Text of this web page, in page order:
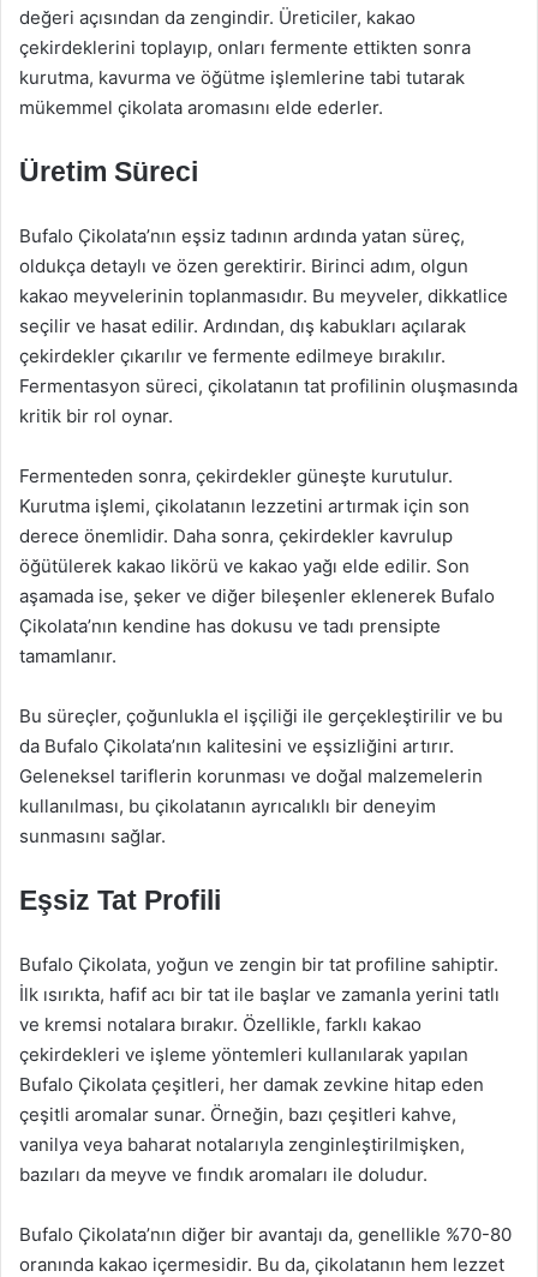
değeri açısından da zengindir. Üreticiler, kakao
çekirdeklerini toplayıp, onları fermente ettikten sonra
kurutma, kavurma ve öğütme işlemlerine tabi tutarak
mükemmel çikolata aromasını elde ederler.
Üretim Süreci
Bufalo Çikolata’nın eşsiz tadının ardında yatan süreç,
oldukça detaylı ve özen gerektirir. Birinci adım, olgun
kakao meyvelerinin toplanmasıdır. Bu meyveler, dikkatlice
seçilir ve hasat edilir. Ardından, dış kabukları açılarak
çekirdekler çıkarılır ve fermente edilmeye bırakılır.
Fermentasyon süreci, çikolatanın tat profilinin oluşmasında
kritik bir rol oynar.
Fermenteden sonra, çekirdekler güneşte kurutulur.
Kurutma işlemi, çikolatanın lezzetini artırmak için son
derece önemlidir. Daha sonra, çekirdekler kavrulup
öğütülerek kakao likörü ve kakao yağı elde edilir. Son
aşamada ise, şeker ve diğer bileşenler eklenerek Bufalo
Çikolata’nın kendine has dokusu ve tadı prensipte
tamamlanır.
Bu süreçler, çoğunlukla el işçiliği ile gerçekleştirilir ve bu
da Bufalo Çikolata’nın kalitesini ve eşsizliğini artırır.
Geleneksel tariflerin korunması ve doğal malzemelerin
kullanılması, bu çikolatanın ayrıcalıklı bir deneyim
sunmasını sağlar.
Eşsiz Tat Profili
Bufalo Çikolata, yoğun ve zengin bir tat profiline sahiptir.
İlk ısırıkta, hafif acı bir tat ile başlar ve zamanla yerini tatlı
ve kremsi notalara bırakır. Özellikle, farklı kakao
çekirdekleri ve işleme yöntemleri kullanılarak yapılan
Bufalo Çikolata çeşitleri, her damak zevkine hitap eden
çeşitli aromalar sunar. Örneğin, bazı çeşitleri kahve,
vanilya veya baharat notalarıyla zenginleştirilmişken,
bazıları da meyve ve fındık aromaları ile doludur.
Bufalo Çikolata’nın diğer bir avantajı da, genellikle %70-80
oranında kakao içermesidir. Bu da, çikolatanın hem lezzet